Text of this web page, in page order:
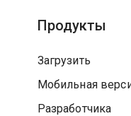
Продукты
Загрузить
Мобильная
Разработчика